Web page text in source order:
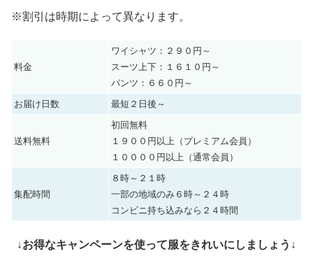
※割引は時期によって異なります。
料金
ワイシャツ：２９０円～
スーツ上下：１６１０円～
パンツ：６６０円～
お届け日数
最短２日後～
送料無料
初回無料
１９００円以上（プレミアム会員）
１００００円以上（通常会員）
集配時間
８時～２１時
一部の地域のみ６時～２４時
コンビニ持ち込みなら２４時間
↓お得なキャンペーンを使って服をきれいにしましょう↓